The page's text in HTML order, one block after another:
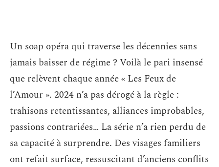
Un soap opéra qui traverse les décennies sans
jamais baisser de régime ? Voilà le pari insensé
que relèvent chaque année « Les Feux de
l’Amour ». 2024 n’a pas dérogé à la règle :
trahisons retentissantes, alliances improbables,
passions contrariées… La série n’a rien perdu de
sa capacité à surprendre. Des visages familiers
ont refait surface, ressuscitant d’anciens conflits